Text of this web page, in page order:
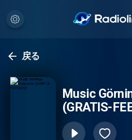
戻る
Music
(GRATIS-